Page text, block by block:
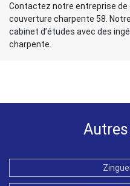
Contactez notre entreprise
couverture charpente 58.
cabinet d’études avec des
charpente.